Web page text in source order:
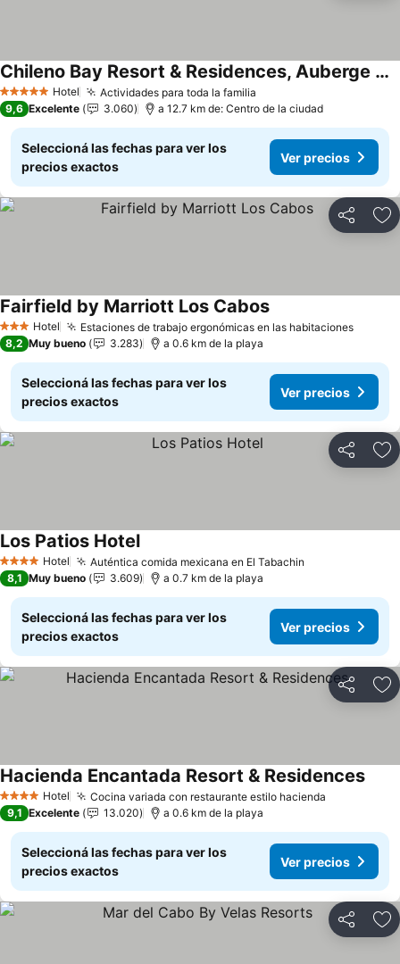
5 Estrellas Hotel Actividades para toda la familia
Chileno Bay Resort & Residences, Auberge Collection
Ver precios
9,6 Excelente 3.060 a 12.7 km de: Centro de la ciudad
Seleccioná las fechas para ver los
precios exactos
Ver precios
Compartir
3 Estrellas
Hotel Estaciones de trabajo ergonómicas en las habitacionesVer
Fairfield by Marriott Los CabosVer precios
8,2 Muy bueno 3.283 a 0.6 km de la playa
Seleccioná las fechas para ver los
precios exactos
Ver precios
Compartir
4 EstrellasHotel Auténtica comida mexicana en El Tabachin
Los Patios HotelVer precios
8,1 Muy bueno 3.609 a 0.7 km de la playa
Seleccioná las fechas para ver los
precios exactos
Ver precios
Compartir
4 EstrellasHotel Cocina variada con restaurante estilo hacienda
Hacienda Encantada Resort & ResidencesVer
9,1 Excelente 13.020 a 0.6 km de la playa
Seleccioná las fechas para ver los
precios exactos
Ver precios
Compartir